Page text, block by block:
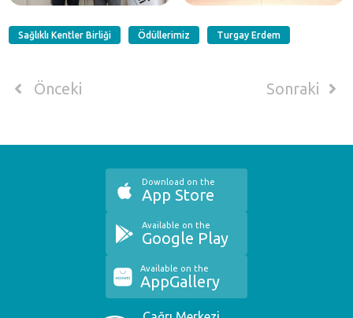
Sağlıklı Kentler Birliği Ödüllerimiz Turgay Erdem
Önceki Sonraki
Download on the
App Store
Available on the
Google Play
Available on the
AppGallery